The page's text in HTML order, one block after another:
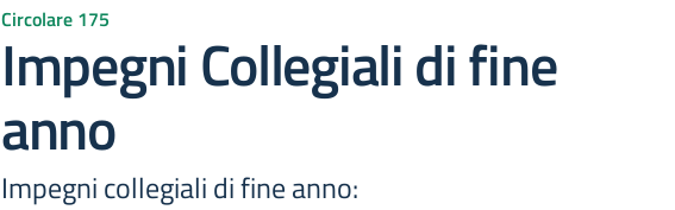
Circolare 175
Impegni Collegiali di fine
anno
Impegni collegiali di fine anno: